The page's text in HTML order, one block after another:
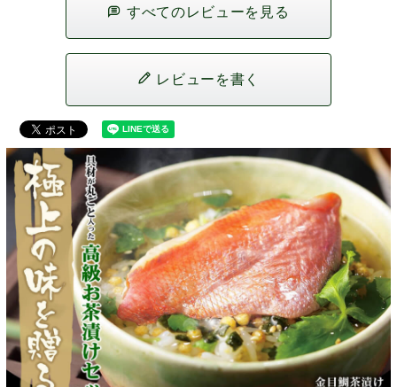
すべてのレビューを見る
レビューを書く